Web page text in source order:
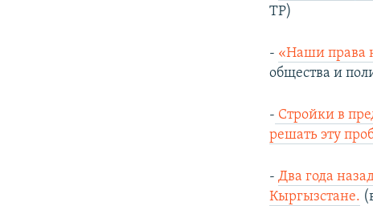
ТР)
- «Наши права
общества и
- Стройки в
решать эту
-Два года
Кыргызстане.